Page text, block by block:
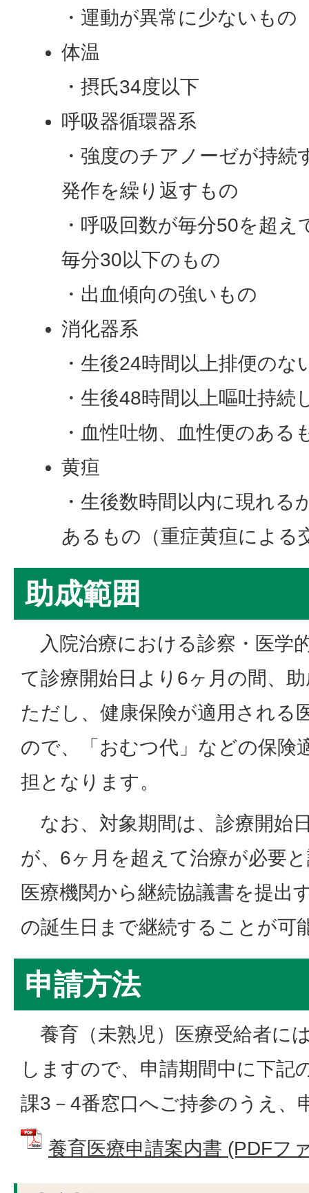
・運動が異常に少ないもの
体温
・摂氏34度以下
呼吸器循環器系
・強度のチアノーゼが持
発作を繰り返すもの
・呼吸回数が毎分50を超
毎分30以下のもの
・出血傾向の強いもの
消化器系
・生後24時間以上排便のな
・生後48時間以上嘔吐持続
・血性吐物、血性便のある
黄疸
・生後数時間以内に現れる
あるもの（重症黄疸による
助成範囲
入院治療における診察・医学
て診療開始日より6ヶ月の間、
ただし、健康保険が適用される
ので、「おむつ代」などの保険
担となります。
なお、対象期間は、診療開始
が、6ヶ月を超えて治療が必要
医療機関から継続協議書を提出
の誕生日まで継続することが可
申請方法
養育（未熟児）医療受給者に
しますので、申請期間中に下記
課3－4番窓口へご持参のうえ、
養育医療申請案内書 (PDFフ